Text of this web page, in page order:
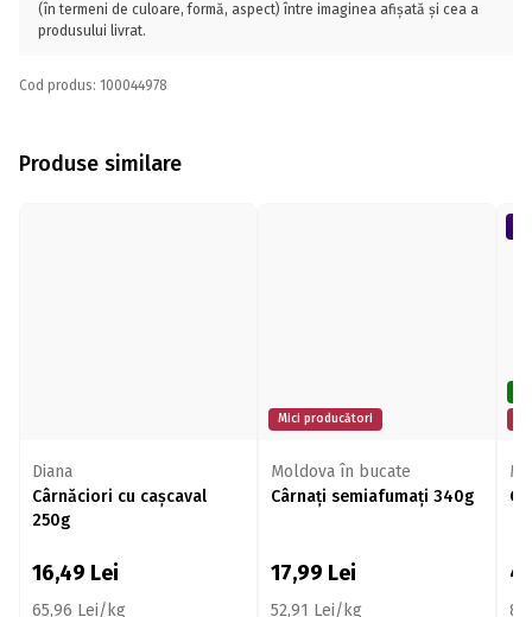
(în termeni de culoare, formă, aspect) între imaginea afișată și cea a
produsului livrat.
Cod produs: 100044978
Produse similare
Diana
Cârnăciori cu cașcaval
250g
16,49 Lei
65,96 Lei/kg
Mici producători
Moldova în bucate
Cârnați semiafumați 340g
17,99 Lei
52,91 Lei/kg